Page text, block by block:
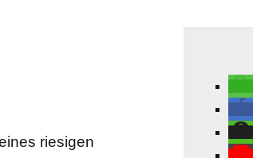
riesigen